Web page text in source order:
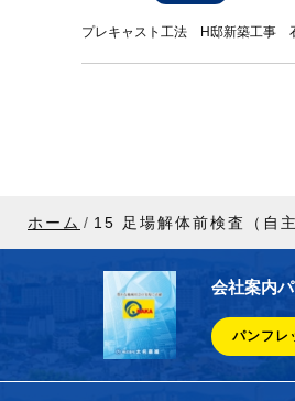
プレキャスト工法 H邸新築工事
ホーム 15 足場解体前検査（自主
会社案内
パンフレ